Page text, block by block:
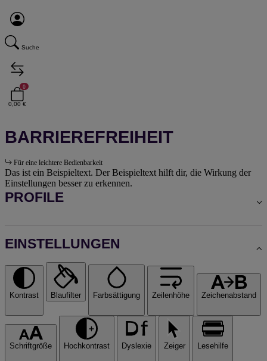
Suche
0
0,00 €
BARRIEREFREIHEIT
Für eine leichtere Bedienbarkeit
Das ist ein Beispieltext. Der Beispieltext hilft dir, die Wirkung der
Einstellungen besser zu erkennen.
PROFILE
EINSTELLUNGEN
Kontrast Blaufilter Farbsättigung Zeilenhöhe Zeichenabstand
Schriftgröße Hochkontrast Dyslexie Zeiger Lesehilfe